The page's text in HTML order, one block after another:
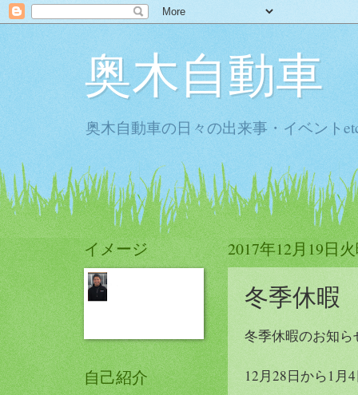
奥木自動車
奥木自動車の日々の出来事・イベント
2017年12月19日
冬季休暇
冬季休暇のお知ら
12月28日から1月
イメージ
自己紹介